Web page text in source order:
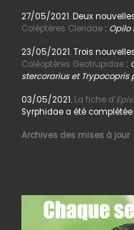
27/05/2021. Deux
Coléptères Cleridae: Opilo
23/05/2021. Trois
Coléoptères Geotrupidae:
stercorarius et Trypocopris
03/05/2021. La fiche d’
Syrphidae a été
Archives des mises à jour